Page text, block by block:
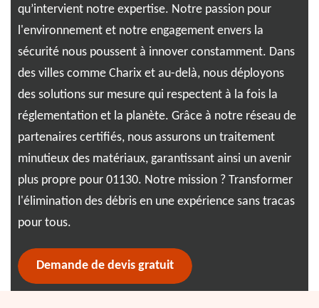
qu’intervient notre expertise. Notre passion pour
l'environnement et notre engagement envers la
sécurité nous poussent à innover constamment. Dans
des villes comme Charix et au-delà, nous déployons
des solutions sur mesure qui respectent à la fois la
réglementation et la planète. Grâce à notre réseau de
partenaires certifiés, nous assurons un traitement
minutieux des matériaux, garantissant ainsi un avenir
plus propre pour 01130. Notre mission ? Transformer
l'élimination des débris en une expérience sans tracas
pour tous.
Demande de devis gratuit